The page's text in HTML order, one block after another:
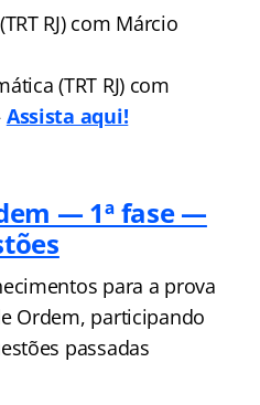
RJ) com Márcio
(TRT RJ) com
Assista aqui!
— 1ª fase —
para a prova
Ordem, participando
passadas